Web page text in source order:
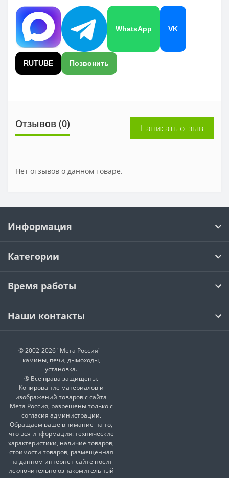
WhatsApp VK
RUTUBE Позвонить
Отзывов (0) Написать отзыв
Нет отзывов о данном товаре.
Информация
Категории
Время работы
Наши контакты
© 2002-2026 "Мета Россия" -
камины, печи, дымоходы,
установка.
® Все права защищены.
Копирование материалов и
изображений товаров с сайта
Мета Россия, разрешены только с
согласия администрации.
Обращаем ваше внимание на то,
что вся информация: технические
характеристики, наличие товаров,
стоимости товаров, размещенная
на данном интернет-сайте носит
исключительно ознакомительный